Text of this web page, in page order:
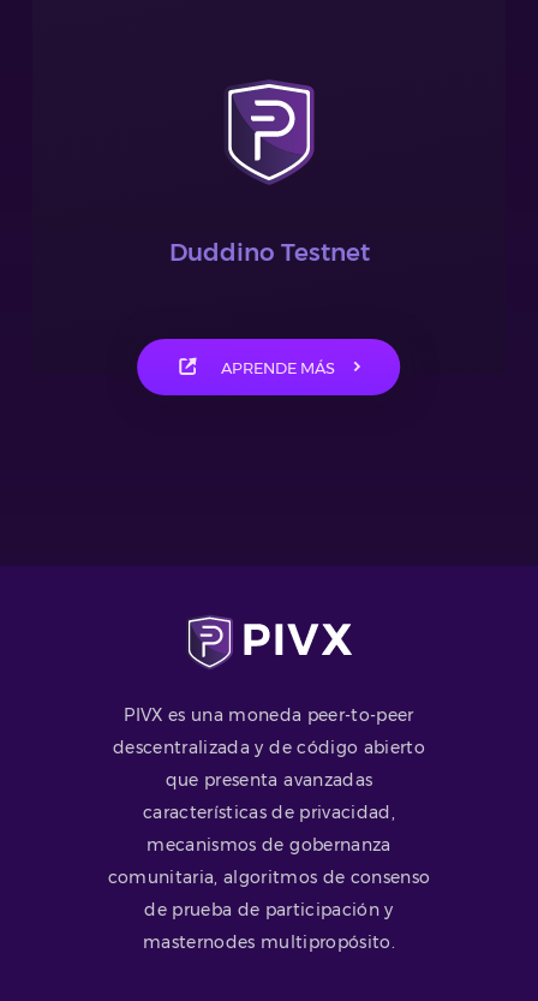
Duddino Testnet
APRENDE MÁS
PIVX es una moneda peer-to-peer
descentralizada y de código abierto
que presenta avanzadas
características de privacidad,
mecanismos de gobernanza
comunitaria, algoritmos de consenso
de prueba de participación y
masternodes multipropósito.